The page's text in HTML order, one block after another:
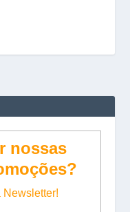
nossas
Newsletter!